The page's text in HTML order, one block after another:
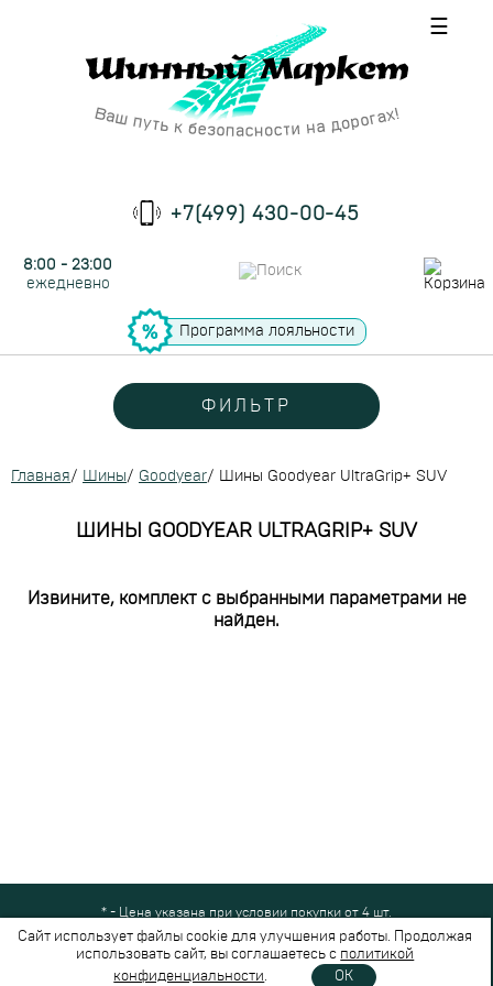
☰
+7(499) 430-00-45
8:00 - 23:00
ежедневно
Программа лояльности
ФИЛЬТР
Главная/ Шины/ Goodyear/ Шины Goodyear UltraGrip+ SUV
ШИНЫ GOODYEAR ULTRAGRIP+ SUV
Извините, комплект с выбранными параметрами не
найден.
* - Цена указана при условии покупки от 4 шт.
Все права защищены © 2024-2026,Шинный Маркет(ООО "Безопасные
шины")
Вся представленная на сайте информация носит справочный характер и не
Сайт использует файлы cookie для улучшения работы. Продолжая
использовать сайт, вы соглашаетесь с политикой
конфиденциальности. OK